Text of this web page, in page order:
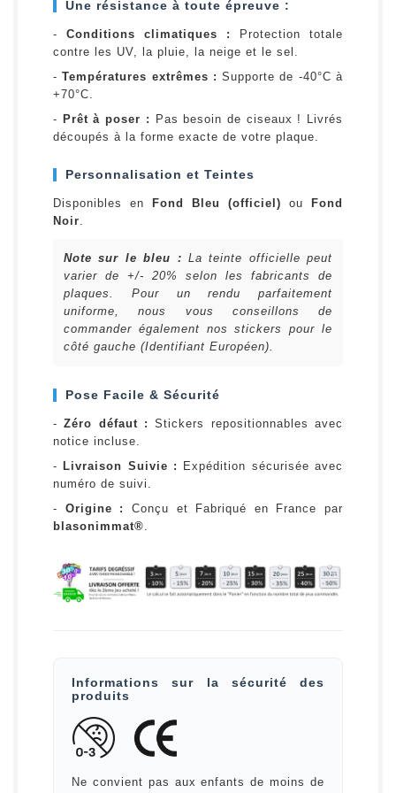
Une résistance à toute épreuve :
- Conditions climatiques :
Protection totale
contre les UV, la pluie, la neige et le sel.
-Températures extrêmes : Supporte de -40°C à
+70°C.
- Prêt à poser :
Pas besoin de ciseaux ! Livrés
découpés à la forme exacte de votre plaque.
Personnalisation et Teintes
Disponibles en Fond Bleu (officiel) ou
Fond
Noir.
Note sur le bleu : La teinte officielle peut
varier de +/- 20% selon les fabricants de
plaques. Pour un rendu parfaitement
uniforme, nous vous conseillons de
commander également nos stickers pour le
côté gauche (Identifiant Européen).
Pose Facile & Sécurité
-Zéro défaut : Stickers repositionnables avec
notice incluse.
- Livraison Suivie :
Expédition sécurisée avec
numéro de suivi.
- Origine :
Conçu et Fabriqué en France par
blasonimmat®.
Informations sur la sécurité des
produits
Ne convient pas aux enfants de moins de